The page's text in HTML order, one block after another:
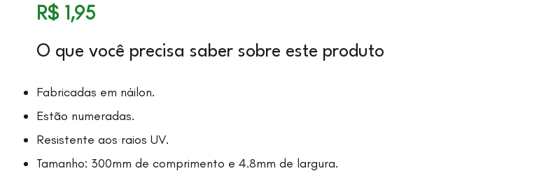
R$1,95
O que você precisa saber sobre este produto
Fabricadas em náilon.
Estão numeradas.
Resistente aos raios UV.
Tamanho: 300mm de comprimento e 4.8mm de largura.